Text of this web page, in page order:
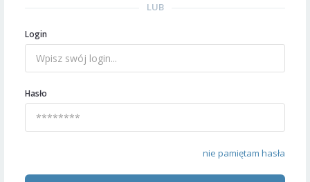
LUB
Login
Hasło
nie pamiętam hasła